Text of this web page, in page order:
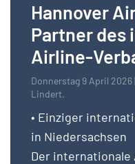
Hannover
Partner des
Airline-
Donnerstag 9 April
Lindert.
• Einziger
in Niedersachsen
Der internationale